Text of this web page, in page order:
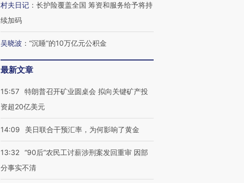
村夫日记 ： 长护险覆盖全国 筹资和服务给予将持
续加码
吴晓波 ： “沉睡”的10万亿元公积金
最新文章
15:57 特朗普召开矿业圆桌会 拟向关键矿产投
资超20亿美元
14:09 美日联合干预汇率，为何影响了黄金
13:32 “90后”农民工讨薪涉刑案发回重审 因部
分事实不清